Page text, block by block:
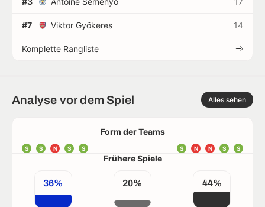
#7 Viktor Gyökeres 14
Komplette Rangliste
Analyse vor dem Spiel Alles sehen
Form der Teams
S S N S S S
S
N
N
S
Frühere Spiele
36% 20% 44%